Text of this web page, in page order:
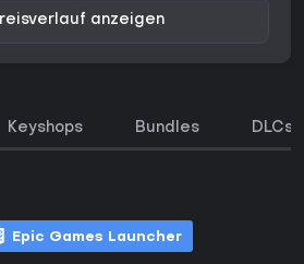
anzeigen
Keyshops Bundles DLCs
Epic Games Launcher